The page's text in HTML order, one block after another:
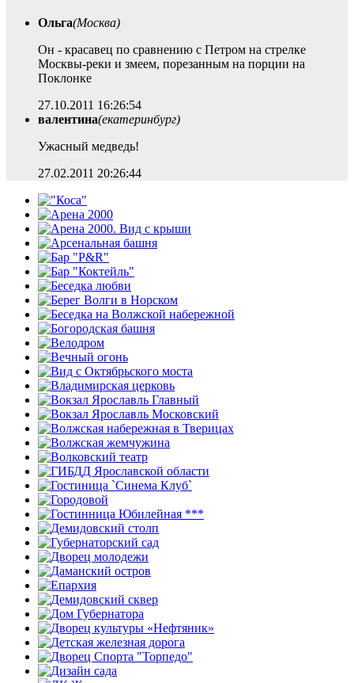
Ольга(Москва)
Он - красавец по сравнению с Петром на стрелке
Москвы-реки и змеем, порезанным на порции на
Поклонке
27.10.2011 16:26:54
валентина(екатеринбург)
Ужасный медведь!
27.02.2011 20:26:44